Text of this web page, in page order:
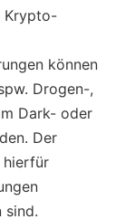
Krypto-
können
Drogen-,
Dark- oder
Der
hierfür
sind.